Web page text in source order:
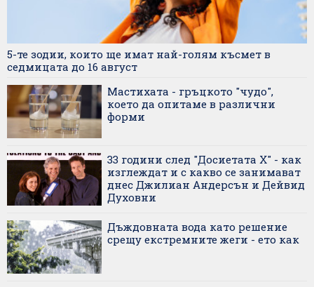
5-те зодии, които ще имат най-голям късмет в
седмицата до 16 август
Мастихата - гръцкото "чудо",
което да опитаме в различни
форми
33 години след "Досиетата X" - как
изглеждат и с какво се занимават
днес Джилиан Андерсън и Дейвид
Духовни
Дъждовната вода като решение
срещу екстремните жеги - ето как